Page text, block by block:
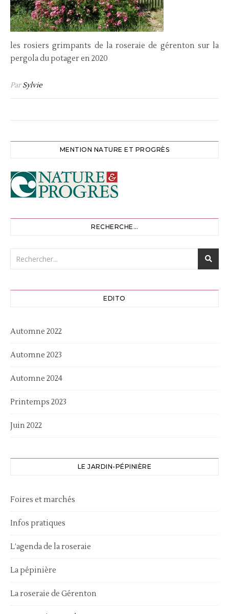
les rosiers grimpants de la roseraie de gérenton sur la
pergola du potager en 2020
ParSylvie
MENTION NATURE ET PROGRÈS
RECHERCHE…
EDITO
Automne 2022
Automne 2023
Automne 2024
Printemps 2023
Juin 2022
LE JARDIN-PÉPINIÈRE
Foires et marchés
Infos pratiques
L’agenda de la roseraie
La pépinière
La roseraie de Gérenton